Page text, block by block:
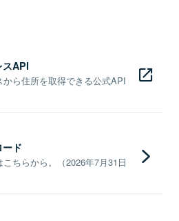
スAPI
ら住所を取得できる公式API
ド
ちらから。（2026年7月31日